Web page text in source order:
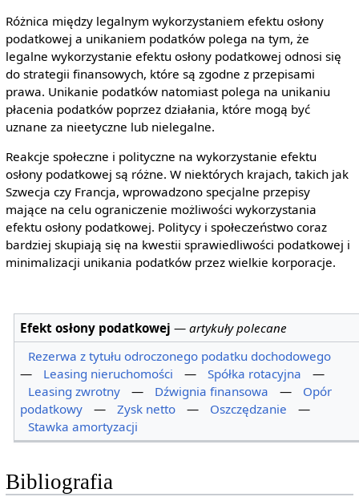
Różnica między legalnym wykorzystaniem efektu osłony
podatkowej a unikaniem podatków polega na tym, że
legalne wykorzystanie efektu osłony podatkowej odnosi się
do strategii finansowych, które są zgodne z przepisami
prawa. Unikanie podatków natomiast polega na unikaniu
płacenia podatków poprzez działania, które mogą być
uznane za nieetyczne lub nielegalne.
Reakcje społeczne i polityczne na wykorzystanie efektu
osłony podatkowej są różne. W niektórych krajach, takich jak
Szwecja czy Francja, wprowadzono specjalne przepisy
mające na celu ograniczenie możliwości wykorzystania
efektu osłony podatkowej. Politycy i społeczeństwo coraz
bardziej skupiają się na kwestii sprawiedliwości podatkowej i
minimalizacji unikania podatków przez wielkie korporacje.
Efekt osłony podatkowej —artykuły polecane
Rezerwa z tytułu odroczonego podatku dochodowego
—
Leasing nieruchomości — Spółka rotacyjna
—
Leasing zwrotny
— Dźwignia finansowa —
Opór
podatkowy
— Zysk netto — Oszczędzanie
—
Stawka amortyzacji
Bibliografia